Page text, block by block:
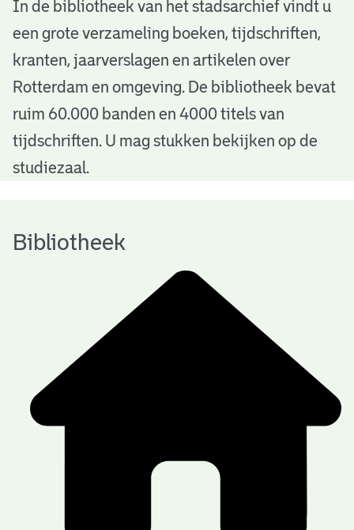
B
b
o
h
In de bibliotheek van het stadsarchief vindt u
een grote verzameling boeken, tijdschriften,
kranten, jaarverslagen en artikelen over
Rotterdam en omgeving. De bibliotheek bevat
ruim 60.000 banden en 4000 titels van
tijdschriften. U mag stukken bekijken op de
studiezaal.
Bibliotheek